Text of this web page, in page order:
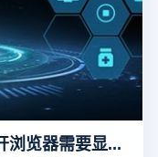
多开浏览器需要什么配置？多开浏览器需要显卡吗？